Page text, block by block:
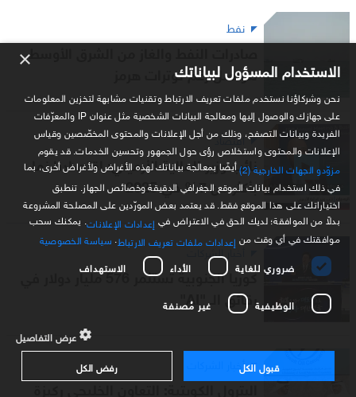
نفط
صادرات النفط والغاز من الشرق الأوسط
تتواصل رغم توترات هرمز
اقتصاد
نائب وزير المالية الأرميني: اقتصادنا نما
بأكثر من 7% في 2025
أخبار الشركات
كوريا الجنوبية تستثمر 576 مليار دولار في
رقائق الـ "AI"
أخبار الشركات
البترول الكويتية: التعاون الخليجي ركيزة
× الاستخدام المسؤول لبياناتك
نحن وشركاؤنا نستخدم ملفات تعريف الارتباط وتقنيات مشابهة لتخزين المعلومات
على جهازك والوصول إليها ومعالجة البيانات الشخصية مثل عنوان IP والمعرّفات
الفريدة وبيانات التصفح، وذلك من أجل الإعلانات والمحتوى المخصّصين وقياس
الإعلانات والمحتوى واستخلاص رؤى حول الجمهور وتحسين الخدمات. قد يقوم
مزوّدو الجهات الخارجية (2)
أيضًا بمعالجة بياناتك لهذه الأغراض ولأغراض أخرى، بما
في ذلك استخدام بيانات الموقع الجغرافي الدقيقة وخصائص الجهاز. تنطبق
اختياراتك على هذا الموقع فقط. قد يعتمد بعض المورّدين على المصلحة المشروعة
بدلاً من الموافقة؛ لديك الحق في الاعتراض في إعدادات الإعلانات . يمكنك سحب
موافقتك في أي وقت من إعدادات ملفات تعريف الارتباط سياسة الخصوصية
ضروري للغاية
الأداء الاستهداف
الوظيفية غير مُصنفة
عرض التفاصيل
قبول الكل
رفض الكل